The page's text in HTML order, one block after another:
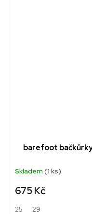
barefoot
Skladem(1 ks)
675 Kč
25 29